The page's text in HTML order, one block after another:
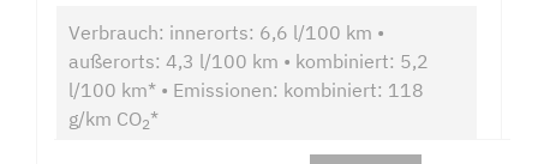
Verbrauch: innerorts: 6,6 l/100 km •
außerorts: 4,3 l/100 km • kombiniert: 5,2
l/100 km* • Emissionen: kombiniert: 118
g/km CO2*